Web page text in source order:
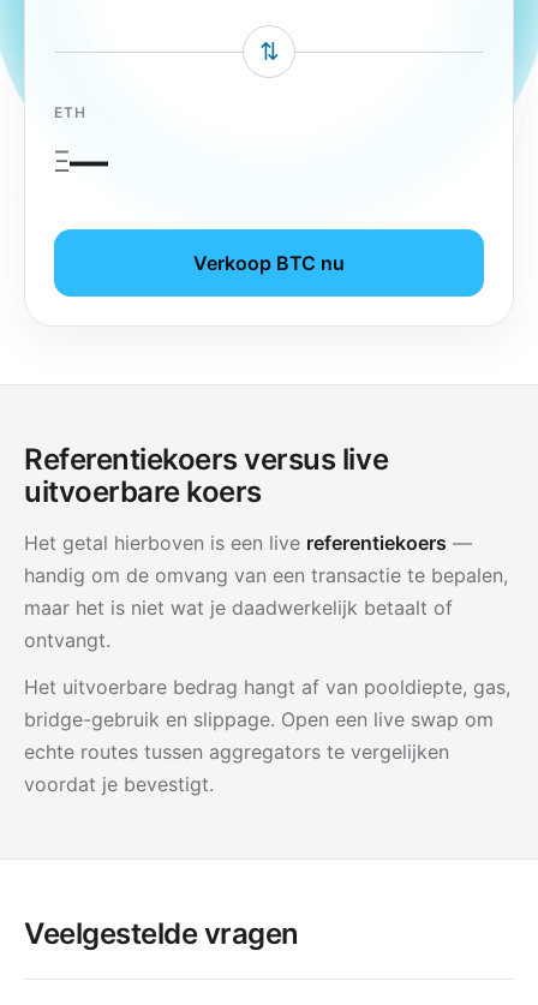
⇅
ETH
Ξ—
Verkoop BTC nu
Referentiekoers versus live
uitvoerbare koers
Het getal hierboven is een live referentiekoers —
handig om de omvang van een transactie te bepalen,
maar het is niet wat je daadwerkelijk betaalt of
ontvangt.
Het uitvoerbare bedrag hangt af van pooldiepte, gas,
bridge-gebruik en slippage. Open een live swap om
echte routes tussen aggregators te vergelijken
voordat je bevestigt.
Veelgestelde vragen